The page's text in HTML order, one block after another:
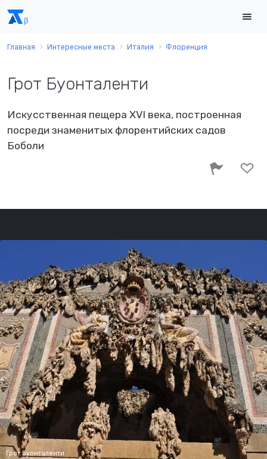
Главная Интересные места Италия Флоренция
Грот Буонталенти
Искусственная пещера XVI века, построенная
посреди знаменитых флорентийских садов
Боболи
Грот Буонталенти